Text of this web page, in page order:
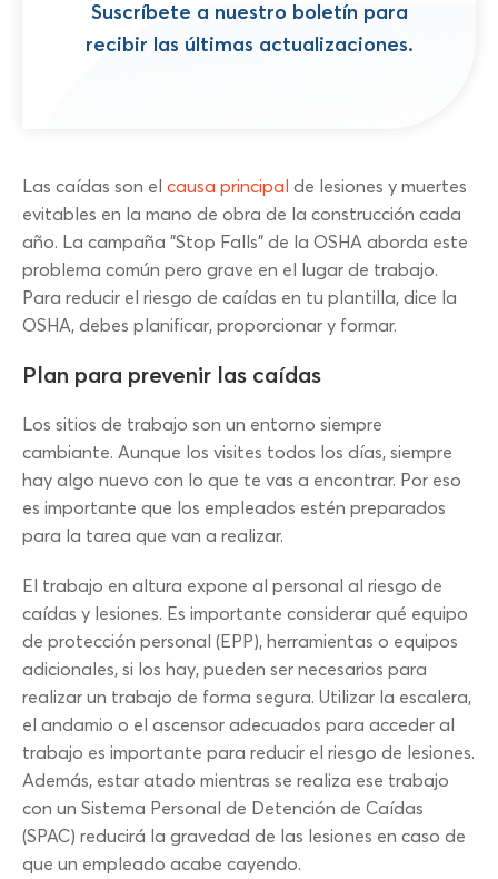
Las caídas son el causa principal de lesiones y muertes
evitables en la mano de obra de la construcción cada
año. La campaña "Stop Falls" de la OSHA aborda este
problema común pero grave en el lugar de trabajo.
Para reducir el riesgo de caídas en tu plantilla, dice la
OSHA, debes planificar, proporcionar y formar.
Plan para prevenir las caídas
Los sitios de trabajo son un entorno siempre
cambiante. Aunque los visites todos los días, siempre
hay algo nuevo con lo que te vas a encontrar. Por eso
es importante que los empleados estén preparados
para la tarea que van a realizar.
El trabajo en altura expone al personal al riesgo de
caídas y lesiones. Es importante considerar qué equipo
de protección personal (EPP), herramientas o equipos
adicionales, si los hay, pueden ser necesarios para
realizar un trabajo de forma segura. Utilizar la escalera,
el andamio o el ascensor adecuados para acceder al
trabajo es importante para reducir el riesgo de lesiones.
Además, estar atado mientras se realiza ese trabajo
con un Sistema Personal de Detención de Caídas
(SPAC) reducirá la gravedad de las lesiones en caso de
que un empleado acabe cayendo.
Suscríbete a nuestro boletín para
recibir las últimas actualizaciones.